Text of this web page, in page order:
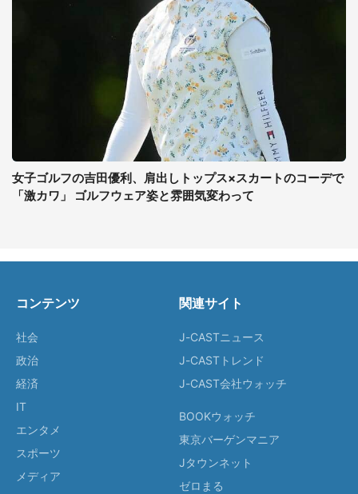
女子ゴルフの吉田優利、肩出しトップス×スカートのコーデで
「激カワ」 ゴルフウェア姿と雰囲気変わって
コンテンツ
社会
政治
経済
IT
エンタメ
スポーツ
メディア
関連サイト
J-CASTニュース
J-CASTトレンド
J-CAST会社ウォッチ
BOOKウォッチ
東京バーゲンマニア
Jタウンネット
ゼロまる